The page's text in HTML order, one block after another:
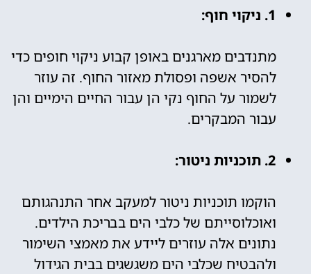
1. ניקוי חוף:
מתנדבים מארגנים באופן קבוע ניקוי חופים כדי
להסיר אשפה ופסולת מאזור החוף. זה עוזר
לשמור על החוף נקי הן עבור החיים הימיים והן
עבור המבקרים.
2. תוכניות ניטור:
הוקמו תוכניות ניטור למעקב אחר התנהגותם
ואוכלוסייתם של כלבי הים בבריכת הילדים.
נתונים אלה עוזרים ליידע את מאמצי השימור
ולהבטיח שכלבי הים משגשגים בבית הגידול